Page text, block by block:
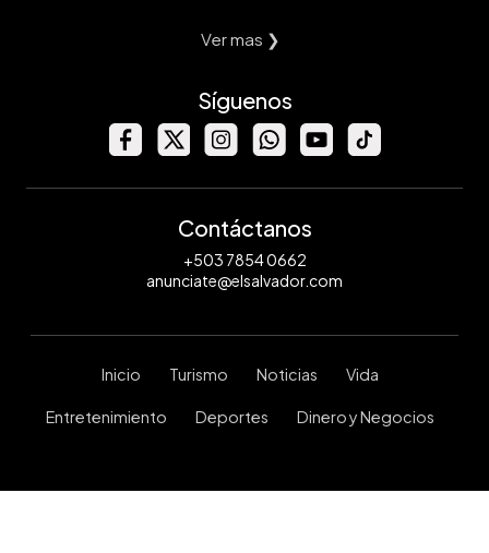
Ver mas ❯
Síguenos
Contáctanos
+503 7854 0662
anunciate@elsalvador.com
Inicio Turismo Noticias Vida
Entretenimiento Deportes Dinero y Negocios